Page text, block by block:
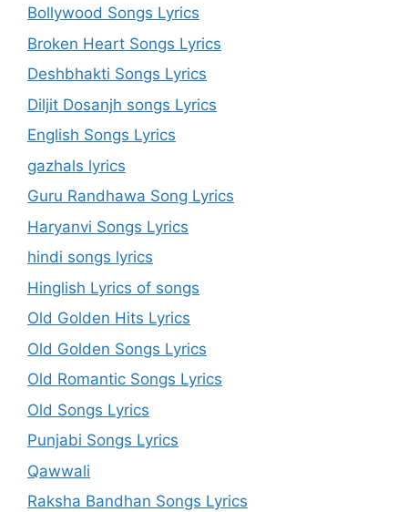
Bollywood Songs Lyrics
Broken Heart Songs Lyrics
Deshbhakti Songs Lyrics
Diljit Dosanjh songs Lyrics
English Songs Lyrics
gazhals lyrics
Guru Randhawa Song Lyrics
Haryanvi Songs Lyrics
hindi songs lyrics
Hinglish Lyrics of songs
Old Golden Hits Lyrics
Old Golden Songs Lyrics
Old Romantic Songs Lyrics
Old Songs Lyrics
Punjabi Songs Lyrics
Qawwali
Raksha Bandhan Songs Lyrics